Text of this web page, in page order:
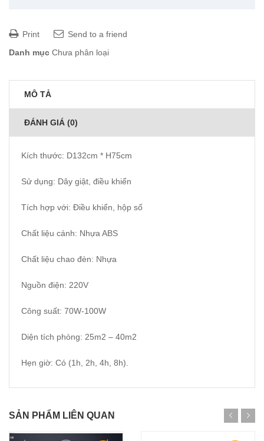
Print
Send to a friend
Danh mục Chưa phân loại
MÔ TẢ
ĐÁNH GIÁ (0)
Kích thước: D132cm * H75cm
Sử dụng: Dây giật, điều khiển
Tích hợp với: Điều khiển, hộp số
Chất liệu cánh: Nhựa ABS
Chất liệu chao đèn: Nhựa
Nguồn điện: 220V
Công suất: 70W-100W
Diện tích phòng: 25m2 – 40m2
Hẹn giờ: Có (1h, 2h, 4h, 8h).
SẢN PHẨM LIÊN QUAN